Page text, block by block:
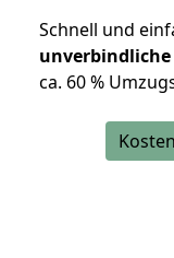
Schnell und
ca. 60 %